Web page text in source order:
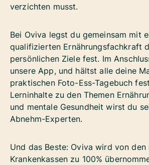
verzichten musst.
Bei Oviva legst du gemeinsam mit
qualifizierten Ernährungsfachkraft
persönlichen Ziele fest. Im
unsere App, und hältst alle deine
praktischen Foto-Ess-Tagebuch
Lerninhalte zu den Themen
und mentale Gesundheit wirst du
Abnehm-Experten.
Und das Beste: Oviva wird von den
Krankenkassen zu 100%